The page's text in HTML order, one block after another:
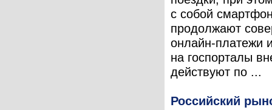
с собой
продолжают
онлайн-платежи
на госпорталы
действуют по ...
Российский